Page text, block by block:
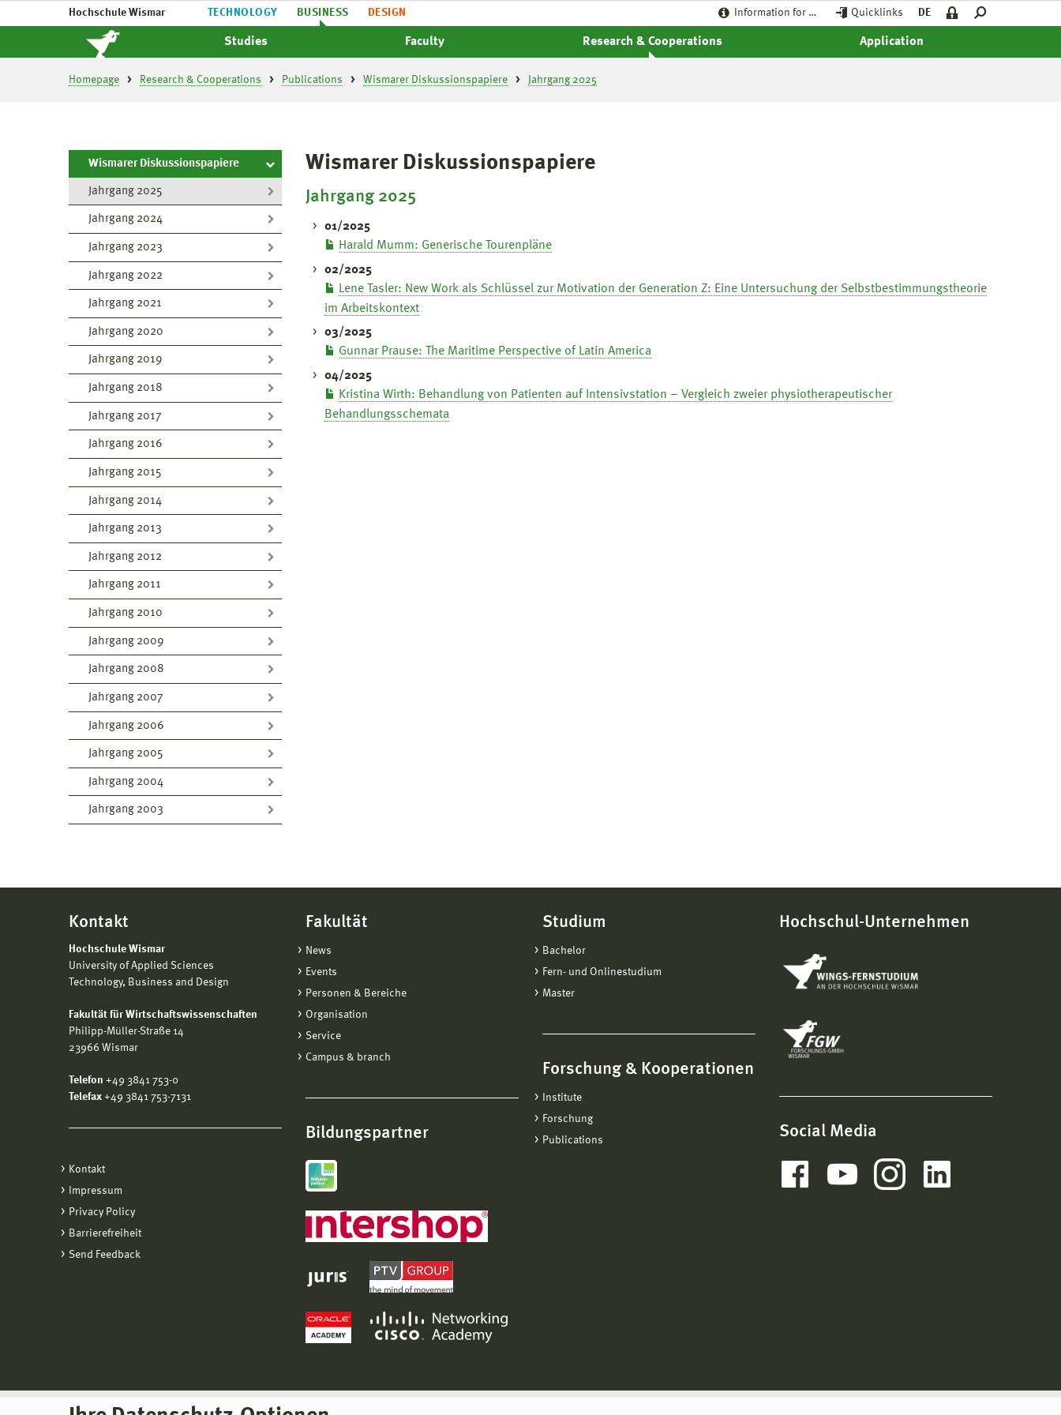
Hochschule Wismar TECHNOLOGY BUSINESS DESIGN Information for … Quicklinks DE
Studies Faculty Research & Cooperations Application
Homepage Research & Cooperations Publications Wismarer Diskussionspapiere Jahrgang 2025
Wismarer Diskussionspapiere
Jahrgang 2025
Jahrgang 2024
Jahrgang 2023
Jahrgang 2022
Jahrgang 2021
Jahrgang 2020
Jahrgang 2019
Jahrgang 2018
Jahrgang 2017
Jahrgang 2016
Jahrgang 2015
Jahrgang 2014
Jahrgang 2013
Jahrgang 2012
Jahrgang 2011
Jahrgang 2010
Jahrgang 2009
Jahrgang 2008
Jahrgang 2007
Jahrgang 2006
Jahrgang 2005
Jahrgang 2004
Jahrgang 2003
Wismarer Diskussionspapiere
Jahrgang 2025
01/2025
Harald Mumm: Generische Tourenpläne
02/2025
Lene Tasler: New Work als Schlüssel zur Motivation der Generation Z: Eine Untersuchung der Selbstbestimmungstheorie
im Arbeitskontext
03/2025
Gunnar Prause: The Maritime Perspective of Latin America
04/2025
Kristina Wirth: Behandlung von Patienten auf Intensivstation – Vergleich zweier physiotherapeutischer
Behandlungsschemata
Kontakt
Hochschule Wismar
University of Applied Sciences
Technology, Business and Design
Fakultät für Wirtschaftswissenschaften
Philipp-Müller-Straße 14
23966 Wismar
Telefon +49 3841 753-0
Telefax +49 3841 753-7131
Kontakt
Impressum
Privacy Policy
Barrierefreiheit
Send Feedback
Fakultät
News
Events
Personen & Bereiche
Organisation
Service
Campus & branch
Bildungspartner
Studium
Bachelor
Fern- und Onlinestudium
Master
Forschung & Kooperationen
Institute
Forschung
Publications
Hochschul-Unternehmen
Social Media